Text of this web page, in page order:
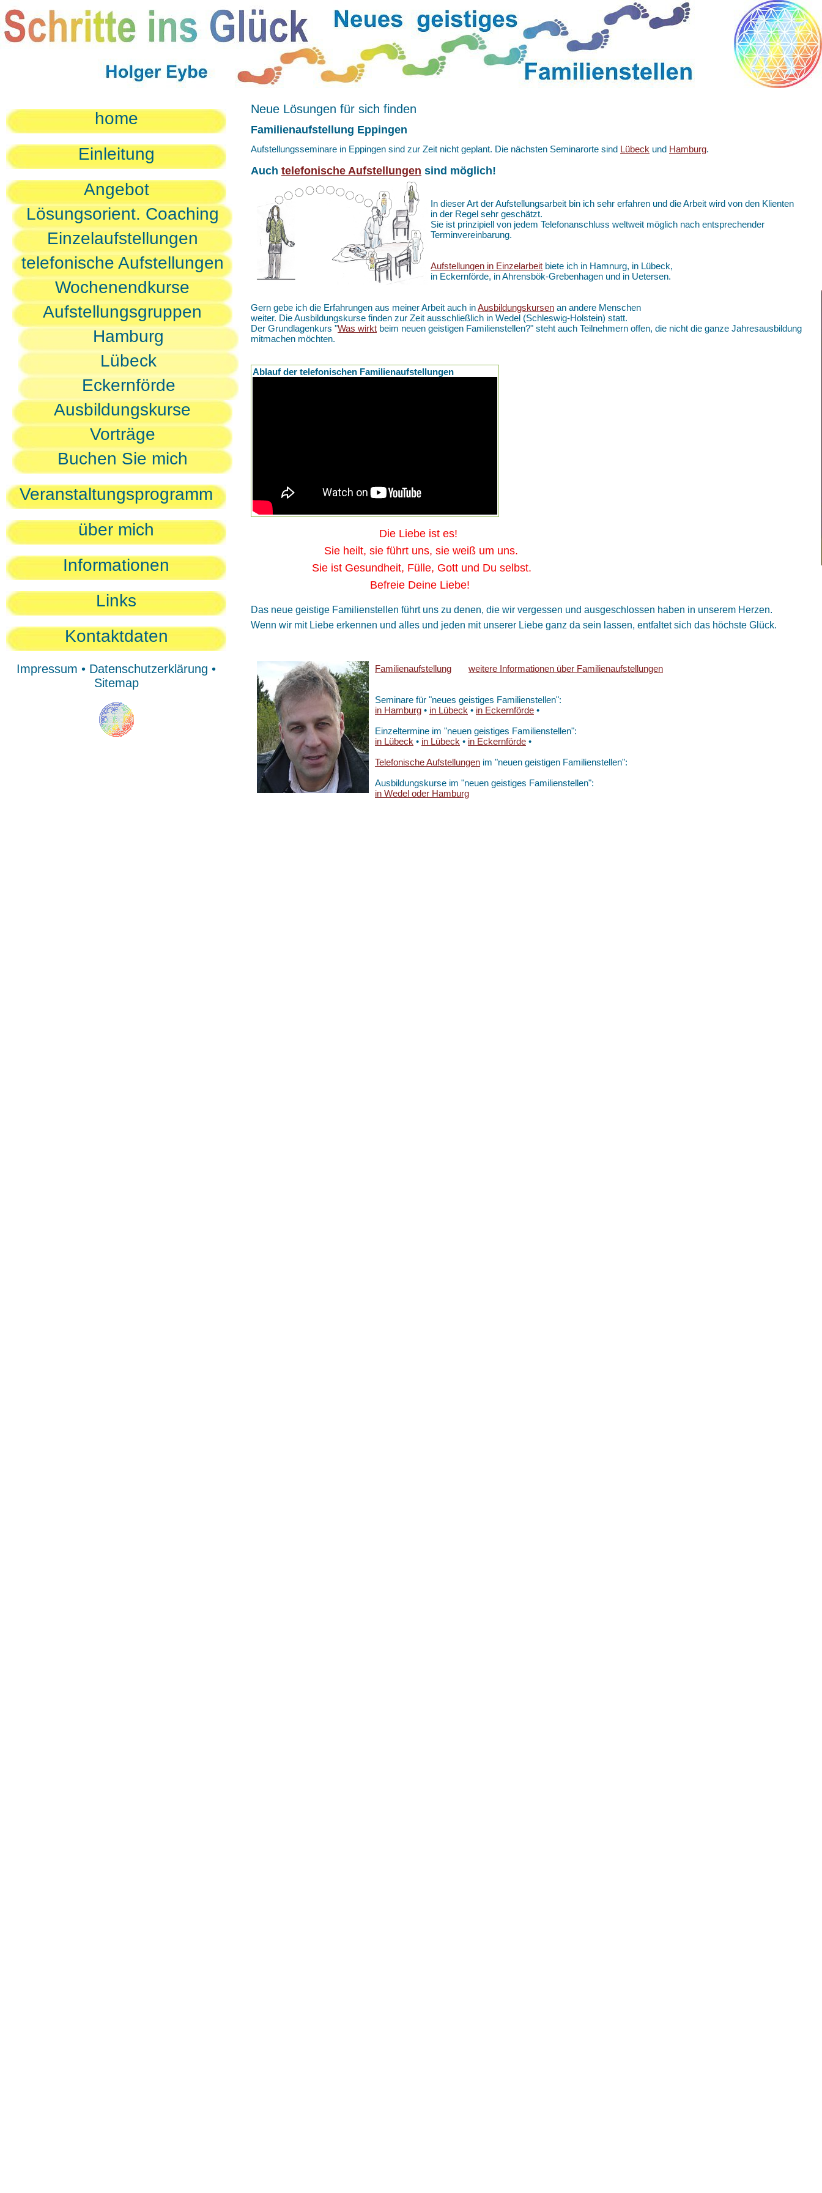
home
Einleitung
Angebot
Lösungsorient. Coaching
Einzelaufstellungen
telefonische Aufstellungen
Wochenendkurse
Aufstellungsgruppen
Hamburg
Lübeck
Eckernförde
Ausbildungskurse
Vorträge
Buchen Sie mich
Veranstaltungsprogramm
über mich
Informationen
Links
Kontaktdaten
Impressum • Datenschutzerklärung •
Sitemap
Neue Lösungen für sich finden
Familienaufstellung Eppingen
Aufstellungsseminare in Eppingen sind zur Zeit nicht geplant. Die nächsten Seminarorte sind Lübeck und Hamburg.
Auch telefonische Aufstellungen sind möglich!
In dieser Art der Aufstellungsarbeit bin ich sehr erfahren und die Arbeit wird von den Klienten
in der Regel sehr geschätzt.
Sie ist prinzipiell von jedem Telefonanschluss weltweit möglich nach entsprechender
Terminvereinbarung.
Aufstellungen in Einzelarbeit biete ich in Hamnurg, in Lübeck,
in Eckernförde, in Ahrensbök-Grebenhagen und in Uetersen.
Gern gebe ich die Erfahrungen aus meiner Arbeit auch inAusbildungskursen an andere Menschen
weiter. Die Ausbildungskurse finden zur Zeit ausschließlich in Wedel (Schleswig-Holstein) statt.
Der Grundlagenkurs "Was wirkt beim neuen geistigen Familienstellen?" steht auch Teilnehmern offen, die nicht die ganze Jahresausbildung
mitmachen möchten.
Ablauf der telefonischen Familienaufstellungen
Die Liebe ist es!
Sie heilt, sie führt uns, sie weiß um uns.
Sie ist Gesundheit, Fülle, Gott und Du selbst.
Befreie Deine Liebe!
Das neue geistige Familienstellen führt uns zu denen, die wir vergessen und ausgeschlossen haben in unserem Herzen.
Wenn wir mit Liebe erkennen und alles und jeden mit unserer Liebe ganz da sein lassen, entfaltet sich das höchste Glück.
Familienaufstellung weitere Informationen über Familienaufstellungen
Seminare für "neues geistiges Familienstellen":
in Hamburg • in Lübeck • in Eckernförde •
Einzeltermine im "neuen geistiges Familienstellen":
in Lübeck • in Lübeck • in Eckernförde •
Telefonische Aufstellungen im "neuen geistigen Familienstellen":
Ausbildungskurse im "neuen geistiges Familienstellen":
in Wedel oder Hamburg